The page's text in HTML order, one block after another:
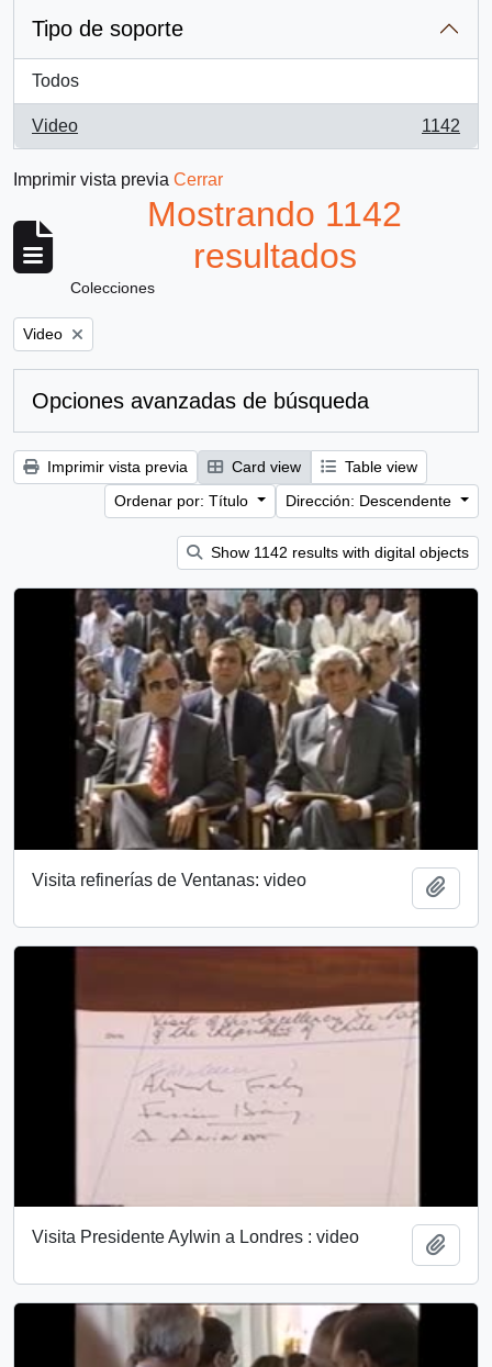
Tipo de soporte
Todos
Video
, 1142 resultados
1142
Imprimir vista previa Cerrar
Mostrando 1142
resultados
Colecciones
Remove filter:
Video
Opciones avanzadas de búsqueda
Imprimir vista previa Card view
Table view
Ordenar por: Título
Dirección: Descendente
Show 1142 results with digital objects
Visita refinerías de Ventanas: video
Visita Presidente Aylwin a Londres : video